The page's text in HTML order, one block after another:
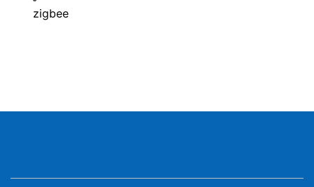
zigbee